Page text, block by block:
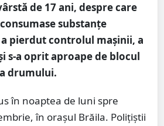
de 17 ani, despre care
substanțe
pierdut controlul mașinii, a
s-a oprit aproape de blocul
drumului.
în noaptea de luni spre
în orașul Brăila. Polițiștii